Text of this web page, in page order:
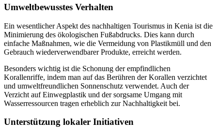
Umweltbewusstes Verhalten
Ein wesentlicher Aspekt des nachhaltigen Tourismus in Kenia ist die
Minimierung des ökologischen Fußabdrucks. Dies kann durch
einfache Maßnahmen, wie die Vermeidung von Plastikmüll und den
Gebrauch wiederverwendbarer Produkte, erreicht werden.
Besonders wichtig ist die Schonung der empfindlichen
Korallenriffe, indem man auf das Berühren der Korallen verzichtet
und umweltfreundlichen Sonnenschutz verwendet. Auch der
Verzicht auf Einwegplastik und der sorgsame Umgang mit
Wasserressourcen tragen erheblich zur Nachhaltigkeit bei.
Unterstützung lokaler Initiativen